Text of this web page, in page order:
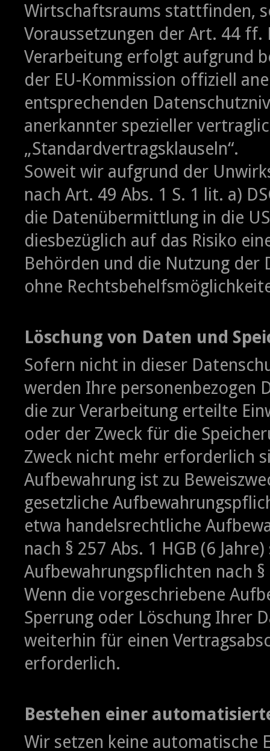
Wirtschaftsraums stattfinden,
Voraussetzungen der Art. 44 ff.
Verarbeitung erfolgt aufgrund
der EU-Kommission offiziell
entsprechenden
anerkannter spezieller
„Standardvertragsklauseln“.
Soweit wir aufgrund der
nach Art. 49 Abs. 1 S. 1 lit. a)
die Datenübermittlung in die
diesbezüglich auf das Risiko
Behörden und die Nutzung der
ohne
Löschung von Daten und
Sofern nicht in dieser
werden Ihre personenbezogen
die zur Verarbeitung erteilte
oder der Zweck für die
Zweck nicht mehr erforderlich
Aufbewahrung ist zu
gesetzliche
etwa handelsrechtliche
nach § 257 Abs. 1 HGB (6
Aufbewahrungspflichten nach §
Wenn die vorgeschriebene
Sperrung oder Löschung Ihrer
weiterhin für einen
erforderlich.
Bestehen einer
Wir setzen keine automatische